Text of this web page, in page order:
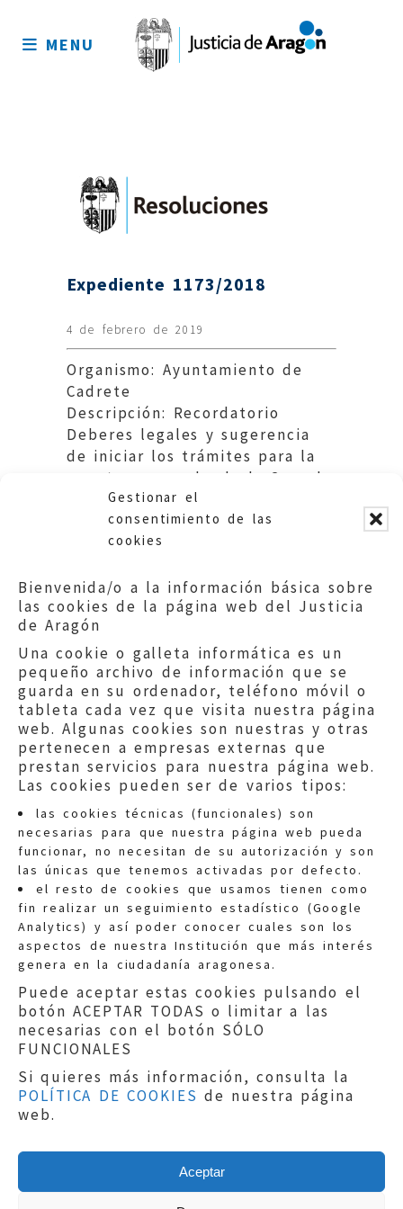
Gestionar el
consentimiento de las
cookies
Bienvenida/o a la información básica sobre
las cookies de la página web del Justicia
de Aragón
Una cookie o galleta informática es un
pequeño archivo de información que se
guarda en su ordenador, teléfono móvil o
tableta cada vez que visita nuestra página
web. Algunas cookies son nuestras y otras
pertenecen a empresas externas que
prestan servicios para nuestra página web.
Las cookies pueden ser de varios tipos:
las cookies técnicas (funcionales) son
necesarias para que nuestra página web pueda
funcionar, no necesitan de su autorización y son
las únicas que tenemos activadas por defecto.
el resto de cookies que usamos tienen como
fin realizar un seguimiento estadístico (Google
Analytics) y así poder conocer cuales son los
aspectos de nuestra Institución que más interés
genera en la ciudadanía aragonesa.
Puede aceptar estas cookies pulsando el
botón ACEPTAR TODAS o limitar a las
necesarias con el botón SÓLO
FUNCIONALES
Si quieres más información, consulta la
POLÍTICA DE COOKIES de nuestra página
web.
Aceptar
sitio
MENU
Expediente 1173/2018
4 de febrero de 2019
Organismo: Ayuntamiento de
Cadrete
Descripción: Recordatorio
Deberes legales y sugerencia
de iniciar los trámites para la
puesta en marcha de la Casa de
Asociaciones de Cadrete.
Quejas:quejas@eljusticiadearagon.es
Información general:
informacion@eljusticiadearagon.es
Teléfonos:900 210 210/
Aviso legal|Política de privacidad|
Protección de Datos
Política de cookies
Copyright © 2019El Justicia de Aragón|